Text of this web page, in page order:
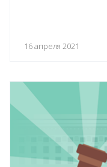
16 апреля 2021